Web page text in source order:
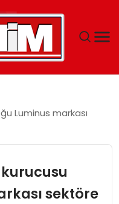
Luminus markası
sektöre